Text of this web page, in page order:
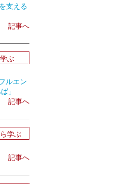
支える
記事へ
ぶ
ルエン
」
記事へ
学ぶ
記事へ